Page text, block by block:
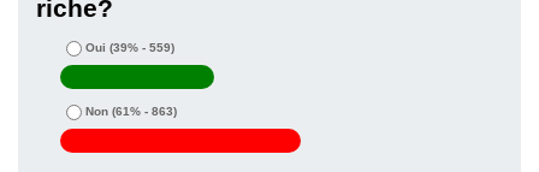
riche?
Oui (39% - 559)
Non (61% - 863)